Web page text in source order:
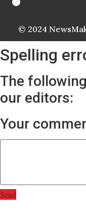
© 2024
Spelling
The
our editors:
Your
Send